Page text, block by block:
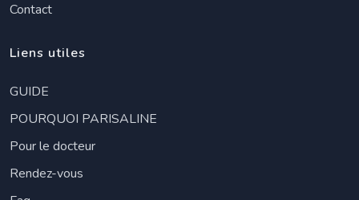
Contact
Liens utiles
GUIDE
POURQUOI PARISALINE
Pour le docteur
Rendez-vous